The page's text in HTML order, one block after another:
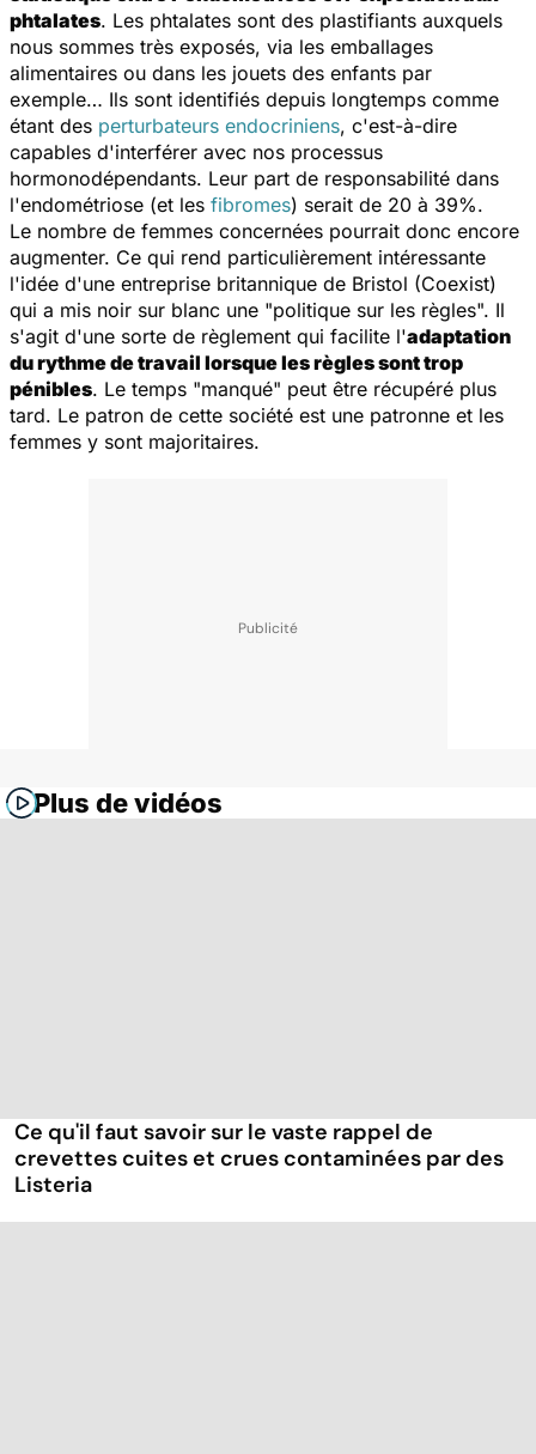
phtalates. Les phtalates sont des plastifiants auxquels
nous sommes très exposés, via les emballages
alimentaires ou dans les jouets des enfants par
exemple… Ils sont identifiés depuis longtemps comme
étant des perturbateurs endocriniens, c'est-à-dire
capables d'interférer avec nos processus
hormonodépendants. Leur part de responsabilité dans
l'endométriose (et les fibromes) serait de 20 à 39%.
Le nombre de femmes concernées pourrait donc encore
augmenter. Ce qui rend particulièrement intéressante
l'idée d'une entreprise britannique de Bristol (Coexist)
qui a mis noir sur blanc une "politique sur les règles". Il
s'agit d'une sorte de règlement qui facilite l'adaptation
du rythme de travail lorsque les règles sont trop
pénibles. Le temps "manqué" peut être récupéré plus
tard. Le patron de cette société est une patronne et les
femmes y sont majoritaires.
Plus de vidéos
Ce qu'il faut savoir sur le vaste rappel de
crevettes cuites et crues contaminées par des
Listeria